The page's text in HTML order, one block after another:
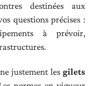
destinées aux
questions précises :
à prévoir,
justement les gilets